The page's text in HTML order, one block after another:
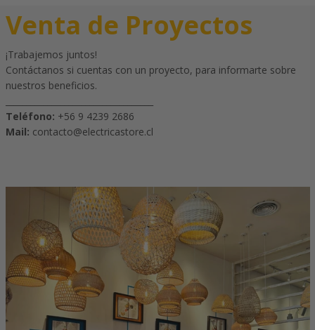
Venta de Proyectos
¡Trabajemos juntos!
Contáctanos si cuentas con un proyecto, para informarte sobre
nuestros beneficios.
Teléfono: +56 9 4239 2686
Mail: contacto@electricastore.cl